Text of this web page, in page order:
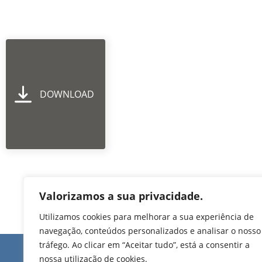
Valorizamos a sua privacidade.
Utilizamos cookies para melhorar a sua experiência de
navegação, conteúdos personalizados e analisar o nosso
tráfego. Ao clicar em “Aceitar tudo”, está a consentir a
nossa utilização de cookies.
DOWNLOAD
Edifício de Jovim